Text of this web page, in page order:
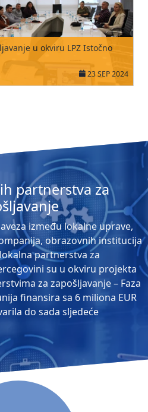
u okviru LPZ Istočno
23 SEP 2024
partnerstva za
između lokalne uprave,
obrazovnih institucija
partnerstva za
su u okviru projekta
za zapošljavanje – Faza
finansira sa 6 miliona EUR
do sada sljedeće